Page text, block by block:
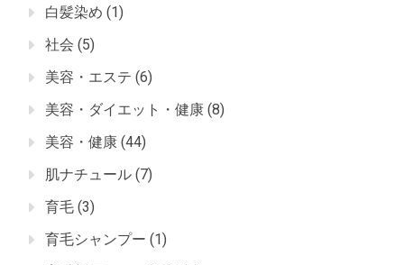
白髪染め (1)
社会 (5)
美容・エステ (6)
美容・ダイエット・健康 (8)
美容・健康 (44)
肌ナチュール (7)
育毛 (3)
育毛シャンプー (1)